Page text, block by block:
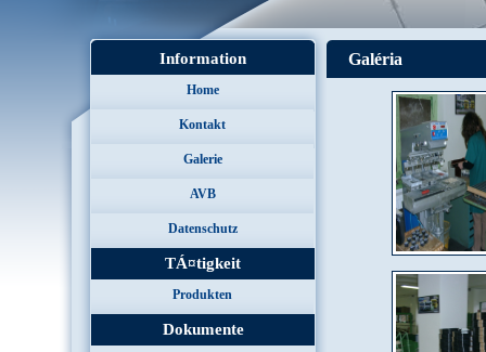
Information
Home
Kontakt
Galerie
AVB
Datenschutz
TÁ¤tigkeit
Produkten
Dokumente
Galéria